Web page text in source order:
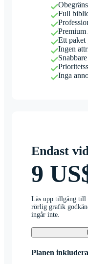
Full
Ett paket
Ingen
Inga
Endast
9
Lås upp tillgång till
rörlig grafik
ingår inte.
Planen